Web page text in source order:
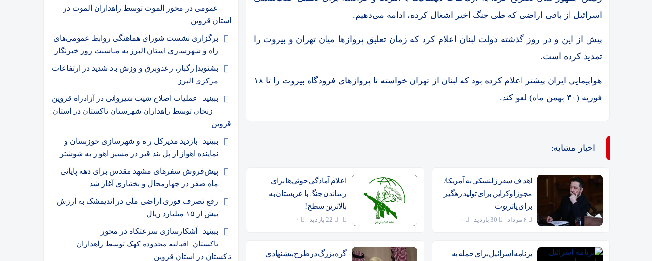
اسرائیل از باقی اراضی که طی جنگ اخیر اشغال کرده، ادامه می‌دهیم.
پیش از این و در روز گذشته دولت لبنان اعلام کرد که زمان تعلیق پروازها میان تهران و بیروت را
تمدید کرده است.
هواپیمایی ایران پیشتر اعلام کرده بود که لبنان از تهران خواسته تا پروازهای فرودگاه بیروت را تا ۱۸
فوریه (۳۰ بهمن ماه) لغو کند.
اخبار مشابه:
اهداف سفر زلنسکی به آمریکا/
مجوز اوکراین برای تولید رهگیر
برای پاتریوت
۰
اعلام آمادگی حوثی‌ها برای
رساندن جنگ با عربستان به
بالاترین سطح!
۰
برنامه اسرائیل برای حمله به
گره بزرگ در طرح پیشنهادی
عمومی در محور الموت توسط راهداران الموت در
استان قزوین
برگزاری نشست شورای هماهنگی روابط عمومی‌های
راه و شهرسازی استان البرز به مناسبت روز خبرنگار
بشنوید| رگبار، رعدوبرق و وزش باد شدید در ارتفاعات
مرکزی البرز
ببینید | عملیات اصلاح شیب شیروانی در آزادراه قزوین
_ زنجان توسط راهداران شهرستان تاکستان در استان
قزوین
ببینید | بازدید مدیرکل راه و شهرسازی خوزستان و
نماینده اهواز از پل بند قیر در مسیر اهواز به شوشتر
پیش‌فروش سفرهای مشهد مقدس برای دهه پایانی
ماه صفر در چهارمحال و بختیاری آغاز شد
رفع تصرف فوری اراضی ملی در اندیمشک به ارزش
بیش از ۱۵ میلیارد ریال
ببینید | آشکارسازی سرعتکاه در محور
تاکستان_اقبالیه محدوده کهک توسط راهداران
تاکستان در استان قزوین